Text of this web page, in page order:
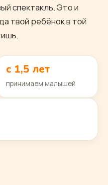
спектакль. Это и
твой ребёнок в той
с 1,5 лет
принимаем малышей